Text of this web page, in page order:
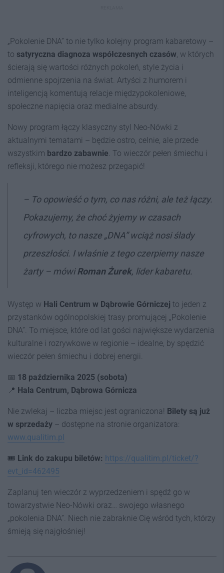
„Pokolenie DNA” to nie tylko kolejny program kabaretowy –
to satyryczna diagnoza współczesnych czasów , w których
ścierają się wartości różnych pokoleń, style życia i
odmienne spojrzenia na świat. Artyści z humorem i
inteligencją komentują relacje międzypokoleniowe,
społeczne napięcia oraz medialne absurdy.
Nowy program łączy klasyczny styl Neo-Nówki z
aktualnymi tematami – będzie ostro, celnie, ale przede
wszystkim bardzo zabawnie . To wieczór pełen śmiechu i
refleksji, którego nie możesz przegapić!
– To opowieść o tym, co nas różni, ale też łączy.
Pokazujemy, że choć żyjemy w czasach
cyfrowych, to nasze „DNA” wciąż nosi ślady
przeszłości. I właśnie z tego czerpiemy nasze
żarty – mówiRoman Żurek, lider kabaretu.
Występ w Hali Centrum w Dąbrowie Górniczej to jeden z
przystanków ogólnopolskiej trasy promującej „Pokolenie
DNA”. To miejsce, które od lat gości największe wydarzenia
kulturalne i rozrywkowe w regionie – idealne, by spędzić
wieczór pełen śmiechu i dobrej energii.
📅 18 października 2025 (sobota)
📍 Hala Centrum, Dąbrowa Górnicza
Nie zwlekaj – liczba miejsc jest ograniczona! Bilety są już
w sprzedaży – dostępne na stronie organizatora:
www.qualitim.pl
🎟️ Link do zakupu biletów: https://qualitim.pl/ticket/?
evt_id=462495
Zaplanuj ten wieczór z wyprzedzeniem i spędź go w
towarzystwie Neo-Nówki oraz… swojego własnego
„pokolenia DNA”. Niech nie zabraknie Cię wśród tych, którzy
śmieją się najgłośniej!